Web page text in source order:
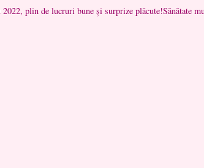
plin de lucruri bune și surprize plăcute!Sănătate